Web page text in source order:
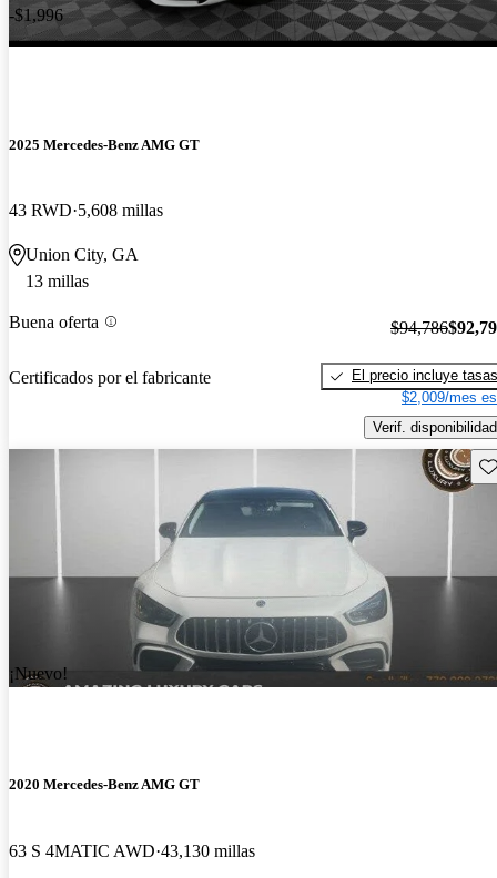
-$1,996
2025 Mercedes-Benz AMG GT
43 RWD 5,608 millas
Union City, GA
13 millas
Buena oferta
Certificados por el fabricante
$94,786
El precio incluye tasas
$2,009/mes
Verif. disponibilidad
¡Nuevo!
2020 Mercedes-Benz AMG GT
63 S 4MATIC AWD 43,130 millas